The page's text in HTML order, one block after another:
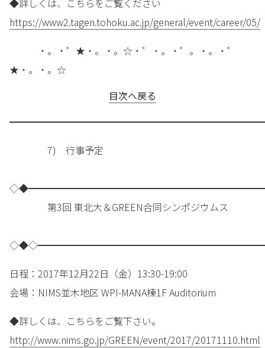
◆詳しくは、こちらをご覧ください
https://www2.tagen.tohoku.ac.jp/general/event/career/05/
・。・゜★・。・。☆・゜・。・゜。・。・゜
★・。・。☆
目次へ戻る
7) 行事予定
第3回 東北大＆GREEN合同シンポジウムス
日程：2017年12月22日（金）13:30-19:00
会場：NIMS並木地区 WPI-MANA棟1F Auditorium
◆詳しくは、こちらをご覧下さい。
http://www.nims.go.jp/GREEN/event/2017/20171110.html